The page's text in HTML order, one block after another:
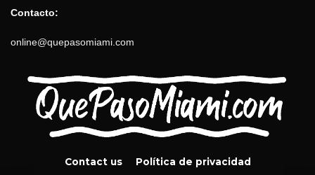
Contacto:
online@quepasomiami.com
Contact us
Política de privacidad